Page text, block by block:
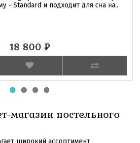
- Standard и подходит для сна на..
18 800 ₽
магазин постельного
широкий ассортимент